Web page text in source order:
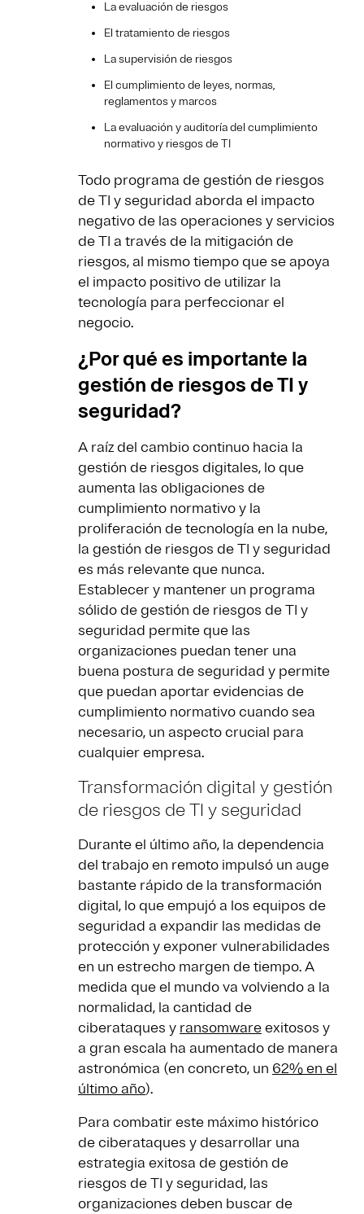
La evaluación de riesgos
El tratamiento de riesgos
La supervisión de riesgos
El cumplimiento de leyes, normas,
reglamentos y marcos
La evaluación y auditoría del cumplimiento
normativo y riesgos de TI
Todo programa de gestión de riesgos
de TI y seguridad aborda el impacto
negativo de las operaciones y servicios
de TI a través de la mitigación de
riesgos, al mismo tiempo que se apoya
el impacto positivo de utilizar la
tecnología para perfeccionar el
negocio.
¿Por qué es importante la
gestión de riesgos de TI y
seguridad?
A raíz del cambio continuo hacia la
gestión de riesgos digitales, lo que
aumenta las obligaciones de
cumplimiento normativo y la
proliferación de tecnología en la nube,
la gestión de riesgos de TI y seguridad
es más relevante que nunca.
Establecer y mantener un programa
sólido de gestión de riesgos de TI y
seguridad permite que las
organizaciones puedan tener una
buena postura de seguridad y permite
que puedan aportar evidencias de
cumplimiento normativo cuando sea
necesario, un aspecto crucial para
cualquier empresa.
Transformación digital y gestión
de riesgos de TI y seguridad
Durante el último año, la dependencia
del trabajo en remoto impulsó un auge
bastante rápido de la transformación
digital, lo que empujó a los equipos de
seguridad a expandir las medidas de
protección y exponer vulnerabilidades
en un estrecho margen de tiempo. A
medida que el mundo va volviendo a la
normalidad, la cantidad de
ciberataques y ransomwareexitosos y
a gran escala ha aumentado de manera
astronómica (en concreto, un 62% en el
último año).
Para combatir este máximo histórico
de ciberataques y desarrollar una
estrategia exitosa de gestión de
riesgos de TI y seguridad, las
organizaciones deben buscar de